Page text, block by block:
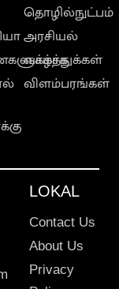
தொழில்நுட்பம்
அரசியல்
வாழ்த்துக்கள்
விளம்பரங்கள்
LOKAL
Contact Us
About Us
Privacy